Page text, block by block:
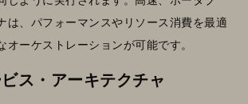
は、パフォーマンスやリソース消費を最適
オーケストレーションが可能です。
ス・アーキテクチャ